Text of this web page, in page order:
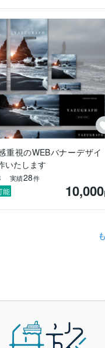
ムは別途10%価格の料
過とみなし追加料金をお
引上不安を感じる方は運
た為納品済みとさせて頂
体調不良、私情により
請求させていただく場合が
ます。
重視のWEBバナーデザイ
いたします
実績28件
能 10,000